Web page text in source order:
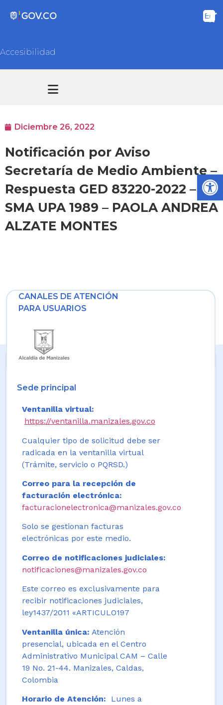
Accesibilidad
Diciembre 26, 2022
Notificación por Aviso
Secretaría de Medio Ambiente –
Respuesta GED 83220-2022 –
SMA UPA 1989 – PAOLA ANDREA
ALZATE MONTES
CANALES DE ATENCIÓN
PARA USUARIOS
Sede principal
Ventanilla virtual:
https://ventanilla.manizales.gov.co
Cualquier tipo de solicitud debe ser
radicada en la ventanilla virtual
(Trámite, servicio o PQRSD.)
Correo para la recepción de
facturación electrónica:
facturacionelectronica@manizales.gov.co
Solo se gestionan facturas
electrónicas por este medio.
Correo de notificaciones judiciales:
notificaciones@manizales.gov.co
Este correo es exclusivamente para
recibir notificaciones judiciales,
ley1437/2011 «ARTICULO197
Ventanilla única: Atención
presencial, ubicada en el Centro
Administrativo Municipal CAM – Calle
19 No. 21-44. Manizales, Caldas,
Colombia
Horario de Atención:
Lunes a